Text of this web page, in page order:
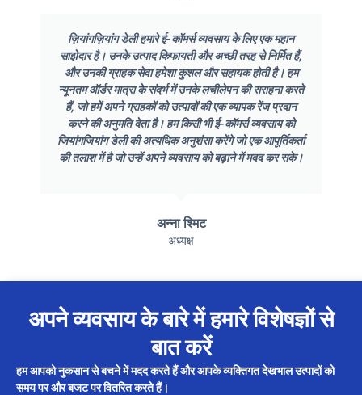
ज़ियांगज़ियांग डेली हमारे ई-कॉमर्स व्यवसाय के लिए एक महान
साझेदार है। उनके उत्पाद किफायती और अच्छी तरह से निर्मित हैं,
और उनकी ग्राहक सेवा हमेशा कुशल और सहायक होती है। हम
न्यूनतम ऑर्डर मात्रा के संदर्भ में उनके लचीलेपन की सराहना करते
हैं, जो हमें अपने ग्राहकों को उत्पादों की एक व्यापक रेंज प्रदान
करने की अनुमति देता है। हम किसी भी ई-कॉमर्स व्यवसाय को
जियांगजियांग डेली की अत्यधिक अनुशंसा करेंगे जो एक आपूर्तिकर्ता
की तलाश में है जो उन्हें अपने व्यवसाय को बढ़ाने में मदद कर सके।
अन्ना श्मिट
अध्यक्ष
अपने व्यवसाय के बारे में हमारे विशेषज्ञों से
बात करें
हम आपको नुकसान से बचने में मदद करते हैं और आपके व्यक्तिगत देखभाल उत्पादों को
समय पर और बजट पर वितरित करते हैं।